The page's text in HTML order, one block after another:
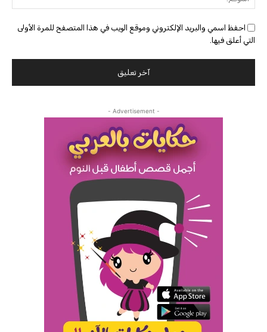
احفظ اسمي والبريد الإلكتروني وموقع الويب في هذا المتصفح للمرة الأولى
التي أعلق فيها.
- Advertisement -